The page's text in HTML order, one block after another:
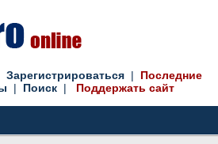
Зарегистрироваться | Последние
| Поиск | Поддержать сайт